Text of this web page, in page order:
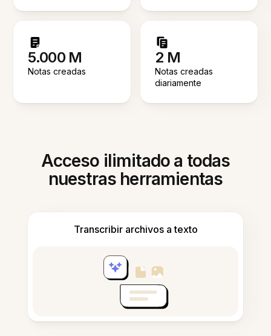
5.000 M
Notas creadas
2 M
Notas creadas
diariamente
Acceso ilimitado a todas
nuestras herramientas
Transcribir archivos a texto